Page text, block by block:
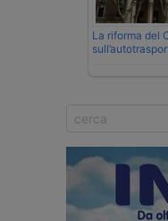
La riforma del